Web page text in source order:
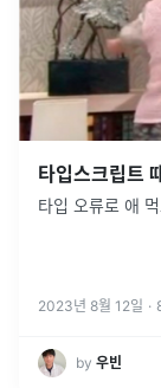
타입스크립트
타입 오류로 애
2023년 8월 12일 ·
by 우빈